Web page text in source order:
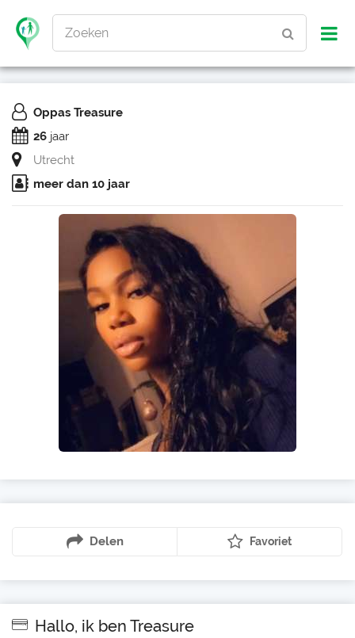
Zoeken
Oppas Treasure
26 jaar
Utrecht
meer dan 10 jaar
Delen Favoriet
Hallo, ik ben Treasure